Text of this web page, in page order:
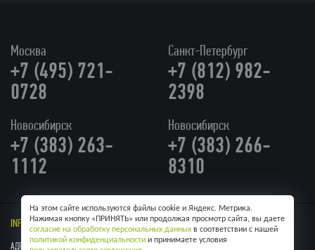
Москва
+7 (495) 721-
0728
Санкт-Петербург
+7 (812) 982-
2398
Новосибирск
+7 (383) 263-
1112
Новосибирск
+7 (383) 266-
8310
INFO@RUS-UPACK.RU/ Skype:RUS-UPACK
АДРЕС: Г. МОСКВА, УЛ КУЛАКОВА, 20
На этом сайте используются файлы cookie и Яндекс. Метрика.
Нажимая кнопку «ПРИНЯТЬ» или продолжая просмотр сайта, вы даете
согласие на обработку персональных данных в соответствии с нашей
политикой конфиденциальности и принимаете условия